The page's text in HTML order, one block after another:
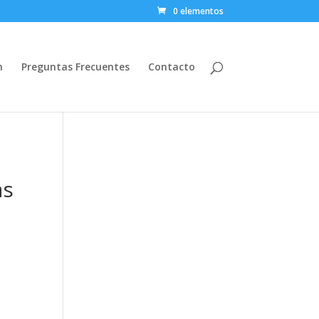
0 elementos
Preguntas Frecuentes Contacto